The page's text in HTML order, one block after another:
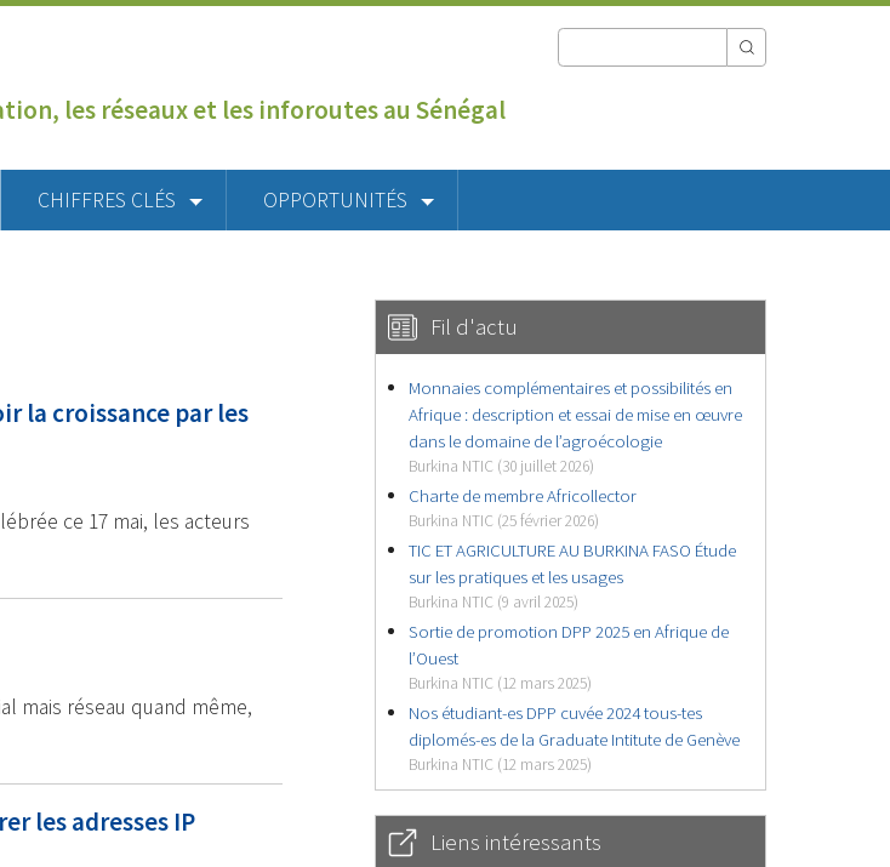
les réseaux et les inforoutes au Sénégal
CHIFFRES CLÉS OPPORTUNITÉS
la croissance par les
ce 17 mai, les acteurs
mais réseau quand même,
les adresses IP
Fil d'actu
Monnaies complémentaires et possibilités en
Afrique : description et essai de mise en œuvre
dans le domaine de l’agroécologie
Burkina NTIC (30 juillet 2026)
Charte de membre Africollector
Burkina NTIC (25 février 2026)
TIC ET AGRICULTURE AU BURKINA FASO Étude
sur les pratiques et les usages
Burkina NTIC (9 avril 2025)
Sortie de promotion DPP 2025 en Afrique de
l’Ouest
Burkina NTIC (12 mars 2025)
Nos étudiant-es DPP cuvée 2024 tous-tes
diplomés-es de la Graduate Intitute de Genève
Burkina NTIC (12 mars 2025)
Liens intéressants